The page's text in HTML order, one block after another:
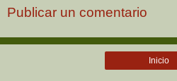
Publicar un comentario
Inicio